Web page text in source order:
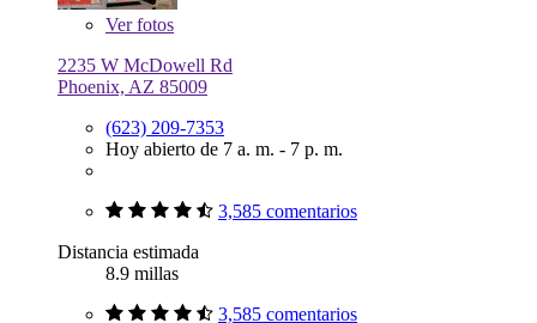
Verfotos
2235 W McDowell Rd
Phoenix, AZ 85009
(623) 209-7353
Hoy abierto de 7 a. m. - 7 p. m.
3,585 comentarios
Distancia estimada
8.9 millas
3,585 comentarios